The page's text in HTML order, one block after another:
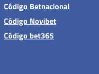
Código Betnacional
Código Novibet
Código bet365